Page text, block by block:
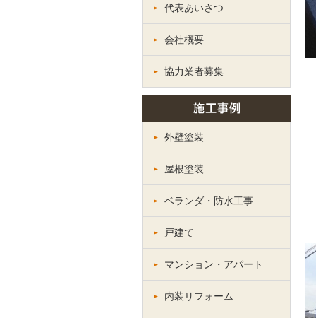
代表あいさつ
会社概要
協力業者募集
外壁塗装
屋根塗装
ベランダ・防水工事
戸建て
マンション・アパート
内装リフォーム